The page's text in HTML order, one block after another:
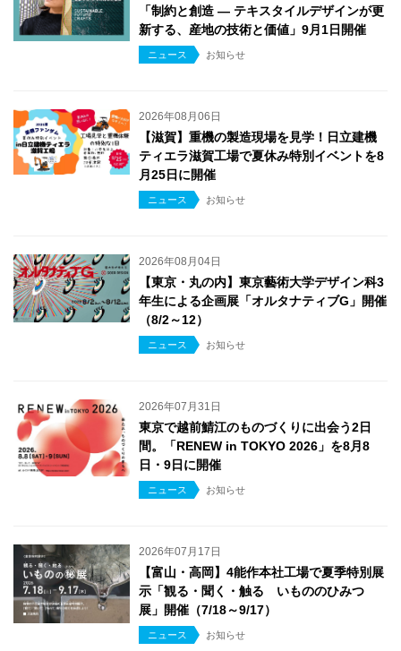
「制約と創造 ― テキスタイルデザインが更
新する、産地の技術と価値」9月1日開催
ニュース お知らせ
2026年08月06日
【滋賀】重機の製造現場を見学！日立建機
ティエラ滋賀工場で夏休み特別イベントを8
月25日に開催
ニュース お知らせ
2026年08月04日
【東京・丸の内】東京藝術大学デザイン科3
年生による企画展「オルタナティブG」開催
（8/2～12）
ニュース お知らせ
2026年07月31日
東京で越前鯖江のものづくりに出会う2日
間。「RENEW in TOKYO 2026」を8月8
日・9日に開催
ニュース お知らせ
2026年07月17日
【富山・高岡】4能作本社工場で夏季特別展
示「観る・聞く・触る いもののひみつ
展」開催（7/18～9/17）
ニュース お知らせ